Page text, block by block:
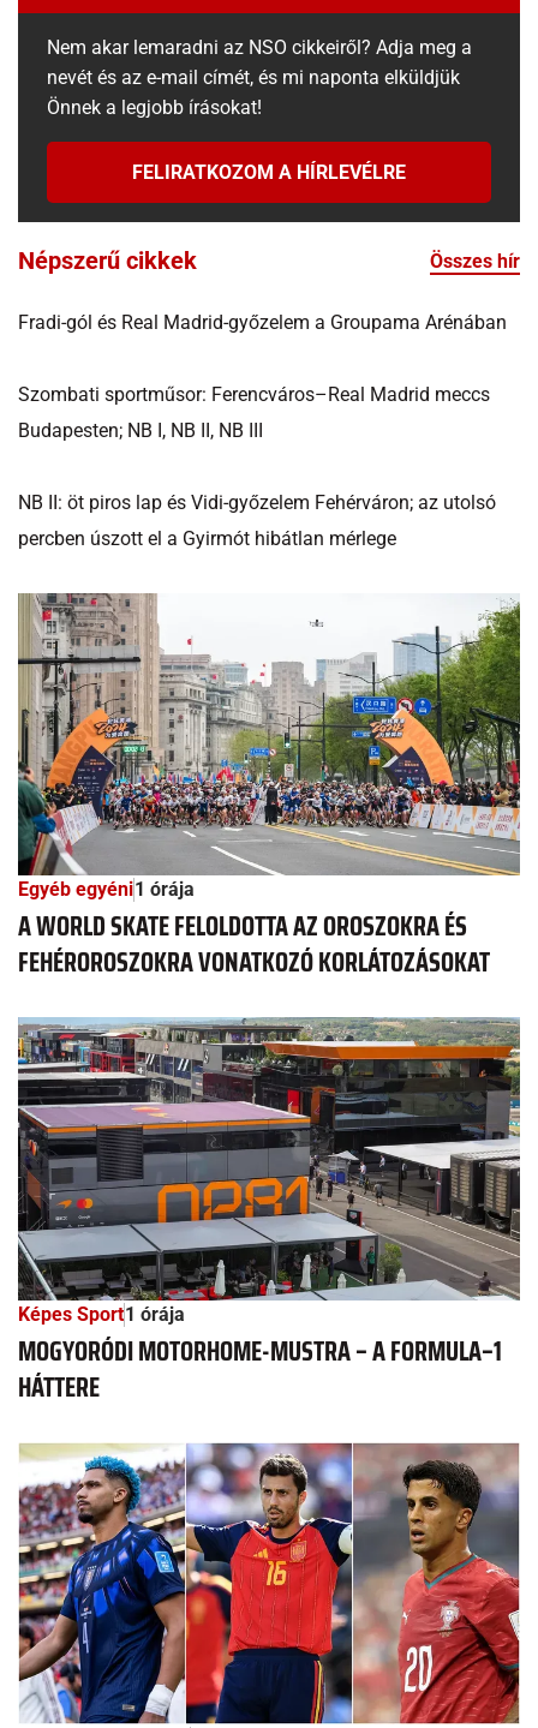
Nem akar lemaradni az NSO cikkeiről? Adja meg a
nevét és az e-mail címét, és mi naponta elküldjük
Önnek a legjobb írásokat!
FELIRATKOZOM A HÍRLEVÉLRE
Népszerű cikkek Összes hír
Fradi-gól és Real Madrid-győzelem a Groupama Arénában
Szombati sportműsor: Ferencváros–Real Madrid meccs
Budapesten; NB I, NB II, NB III
NB II: öt piros lap és Vidi-győzelem Fehérváron; az utolsó
percben úszott el a Gyirmót hibátlan mérlege
Egyéb egyéni1 órája
A WORLD SKATE FELOLDOTTA AZ OROSZOKRA ÉS
FEHÉROROSZOKRA VONATKOZÓ KORLÁTOZÁSOKAT
Képes Sport1 órája
MOGYORÓDI MOTORHOME-MUSTRA – A FORMULA–1
HÁTTERE